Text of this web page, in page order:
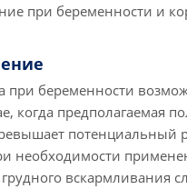
при беременности и
при беременности
когда предполагаемая
потенциальный
необходимости
вскармливания